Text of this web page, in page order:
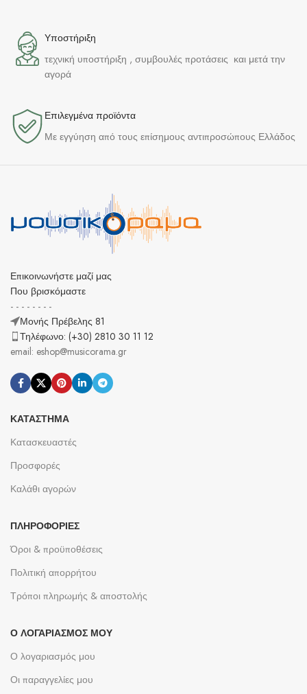
Υποστήριξη
τεχνική υποστήριξη , συμβουλές προτάσεις και μετά την
αγορά
Επιλεγμένα προϊόντα​
Με εγγύηση από τους επίσημους αντιπροσώπους Ελλάδος
Επικοινωνήστε μαζί μας
Που βρισκόμαστε
- - - - - - - -
Μονής Πρέβελης 81
Τηλέφωνο: (+30) 2810 30 11 12
email: eshop@musicorama.gr
ΚΑΤΆΣΤΗΜΑ
Κατασκευαστές
Προσφορές
Καλάθι αγορών
ΠΛΗΡΟΦΟΡΊΕΣ
Όροι & προϋποθέσεις
Πολιτική απορρήτου
Τρόποι πληρωμής & αποστολής
Ο ΛΟΓΑΡΙΑΣΜΌΣ ΜΟΥ
Ο λογαριασμός μου
Οι παραγγελίες μου